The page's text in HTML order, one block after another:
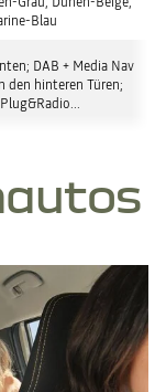
Blau
DAB + Media Nav
den hinteren Türen;